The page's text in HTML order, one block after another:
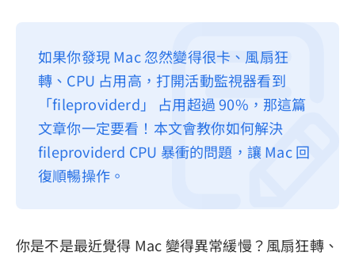
隱私權政策
服務條款
退款政策
如果你發現 Mac 忽然變得很卡、風扇狂
轉、CPU 占用高，打開活動監視器看到
「fileproviderd」 占用超過 90%，那這篇
文章你一定要看！本文會教你如何解決
fileproviderd CPU 暴衝的問題，讓 Mac 回
復順暢操作。
你是不是最近覺得 Mac 變得異常緩慢？風扇狂轉、